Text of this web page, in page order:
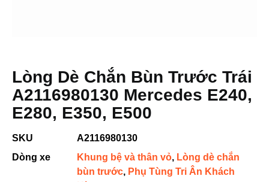
Lòng Dè Chắn Bùn Trước Trái
A2116980130 Mercedes E240,
E280, E350, E500
SKU
A2116980130
Dòng xe
Khung bệ và thân vỏ, Lòng dè chắn
bùn trước, Phụ Tùng Tri Ân Khách